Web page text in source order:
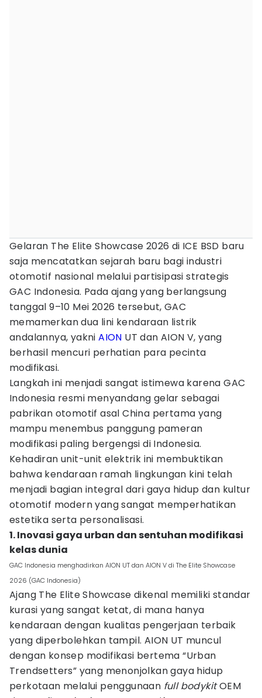
Gelaran The Elite Showcase 2026 di ICE BSD baru
saja mencatatkan sejarah baru bagi industri
otomotif nasional melalui partisipasi strategis
GAC Indonesia. Pada ajang yang berlangsung
tanggal 9–10 Mei 2026 tersebut, GAC
memamerkan dua lini kendaraan listrik
andalannya, yakniAION UT dan AION V, yang
berhasil mencuri perhatian para pecinta
modifikasi.
Langkah ini menjadi sangat istimewa karena GAC
Indonesia resmi menyandang gelar sebagai
pabrikan otomotif asal China pertama yang
mampu menembus panggung pameran
modifikasi paling bergengsi di Indonesia.
Kehadiran unit-unit elektrik ini membuktikan
bahwa kendaraan ramah lingkungan kini telah
menjadi bagian integral dari gaya hidup dan kultur
otomotif modern yang sangat memperhatikan
estetika serta personalisasi.
1. Inovasi gaya urban dan sentuhan modifikasi
kelas dunia
GAC Indonesia menghadirkan AION UT dan AION V di The Elite Showcase
2026 (GAC Indonesia)
Ajang The Elite Showcase dikenal memiliki standar
kurasi yang sangat ketat, di mana hanya
kendaraan dengan kualitas pengerjaan terbaik
yang diperbolehkan tampil. AION UT muncul
dengan konsep modifikasi bertema “Urban
Trendsetters” yang menonjolkan gaya hidup
perkotaan melalui penggunaan full bodykitOEM